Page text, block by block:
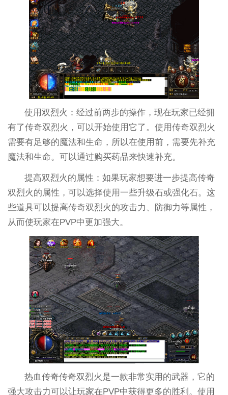
使用双烈火：经过前两步的操作，现在玩家已经拥
有了传奇双烈火，可以开始使用它了。使用传奇双烈火
需要有足够的魔法和生命，所以在使用前，需要先补充
魔法和生命。可以通过购买药品来快速补充。
提高双烈火的属性：如果玩家想要进一步提高传奇
双烈火的属性，可以选择使用一些升级石或强化石。这
些道具可以提高传奇双烈火的攻击力、防御力等属性，
从而使玩家在PVP中更加强大。
热血传奇传奇双烈火是一款非常实用的武器，它的
强大攻击力可以让玩家在PVP中获得更多的胜利。使用